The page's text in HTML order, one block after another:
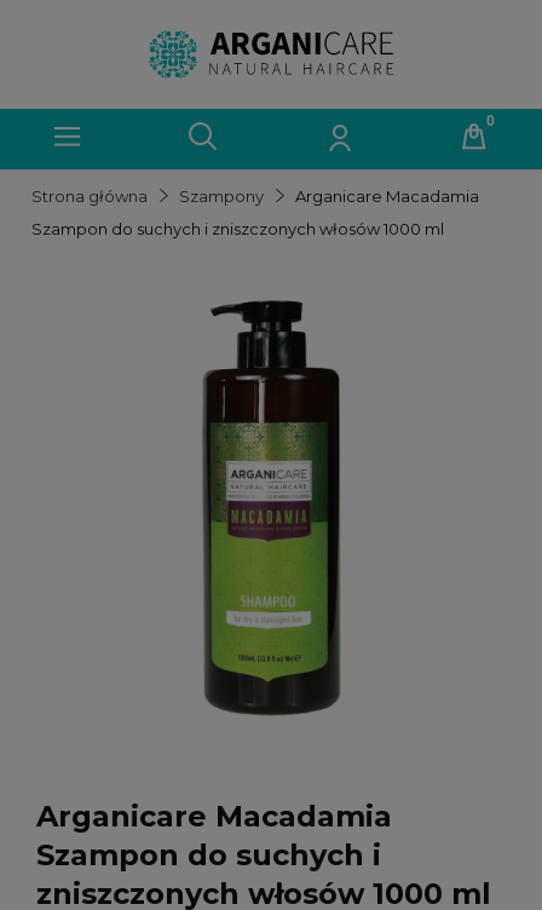
Strona główna Szampony
Arganicare Macadamia
Szampon do suchych i zniszczonych włosów 1000 ml
Arganicare Macadamia
Szampon do suchych i
zniszczonych włosów 1000 ml